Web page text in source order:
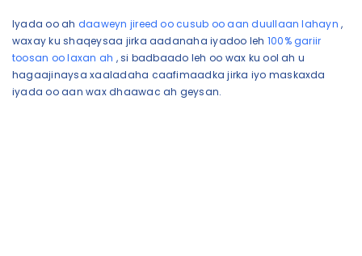
Iyada oo ah daaweyn jireed oo cusub oo aan duullaan lahayn ,
waxay ku shaqeysaa jirka aadanaha iyadoo leh 100% gariir
toosan oo laxan ah , si badbaado leh oo wax ku ool ah u
hagaajinaysa xaaladaha caafimaadka jirka iyo maskaxda
iyada oo aan wax dhaawac ah geysan.